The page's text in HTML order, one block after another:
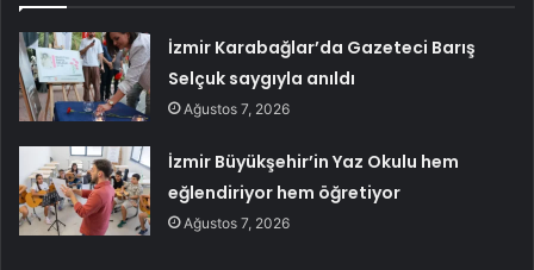
İzmir Karabağlar’da Gazeteci Barış
Selçuk saygıyla anıldı
Ağustos 7, 2026
İzmir Büyükşehir’in Yaz Okulu hem
eğlendiriyor hem öğretiyor
Ağustos 7, 2026